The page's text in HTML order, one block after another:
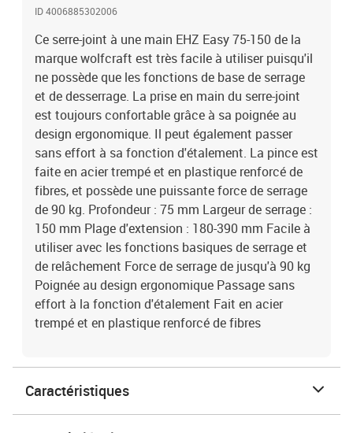
ID 4006885302006
Ce serre-joint à une main EHZ Easy 75-150 de la
marque wolfcraft est très facile à utiliser puisqu'il
ne possède que les fonctions de base de serrage
et de desserrage. La prise en main du serre-joint
est toujours confortable grâce à sa poignée au
design ergonomique. Il peut également passer
sans effort à sa fonction d'étalement. La pince est
faite en acier trempé et en plastique renforcé de
fibres, et possède une puissante force de serrage
de 90 kg. Profondeur : 75 mm Largeur de serrage :
150 mm Plage d'extension : 180-390 mm Facile à
utiliser avec les fonctions basiques de serrage et
de relâchement Force de serrage de jusqu'à 90 kg
Poignée au design ergonomique Passage sans
effort à la fonction d'étalement Fait en acier
trempé et en plastique renforcé de fibres
Caractéristiques